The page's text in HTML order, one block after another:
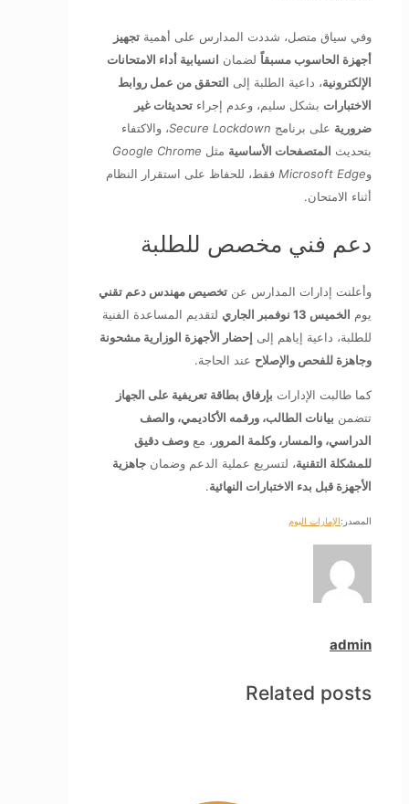
وفي سياق متصل، شددت المدارس على أهمية تجهيز
أجهزة الحاسوب مسبقاً لضمان انسيابية أداء الامتحانات
الإلكترونية، داعية الطلبة إلى التحقق من عمل روابط
الاختبارات بشكل سليم، وعدم إجراء تحديثات غير
ضرورية على برنامج Secure Lockdown، والاكتفاء
بتحديث المتصفحات الأساسية مثل Google Chrome
وMicrosoft Edge فقط، للحفاظ على استقرار النظام
أثناء الامتحان.
دعم فني مخصص للطلبة
وأعلنت إدارات المدارس عن تخصيص مهندس دعم تقني
يوم الخميس 13 نوفمبر الجاري
لتقديم المساعدة الفنية
للطلبة، داعية إياهم إلى إحضار الأجهزة الوزارية مشحونة
وجاهزة للفحص والإصلاح عند الحاجة.
كما طالبت الإدارات بإرفاق بطاقة تعريفية على الجهاز
تتضمن بيانات الطالب، ورقمه الأكاديمي، والصف
الدراسي، والمسار، وكلمة المرور ، مع وصف دقيق
للمشكلة التقنية، لتسريع عملية الدعم وضمان جاهزية
الأجهزة قبل بدء الاختبارات النهائية.
المصدر:الإمارات اليوم
admin
Related posts